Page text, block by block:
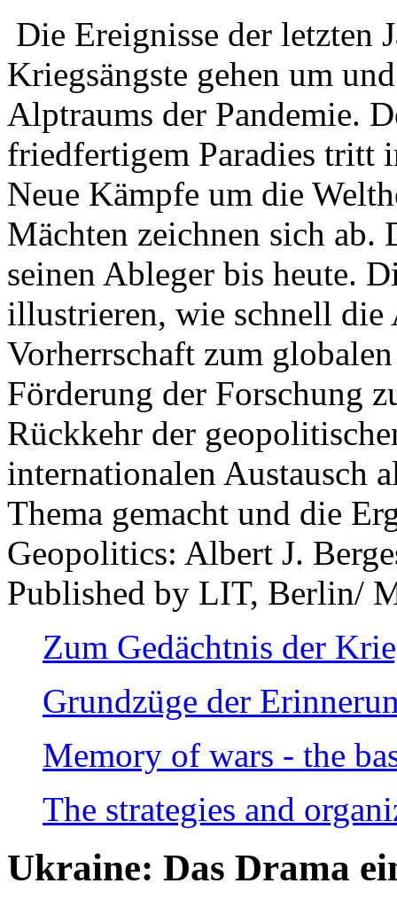
Die Ereignisse der letzten
Kriegsängste gehen um
Alptraums der Pandemie.
friedfertigem Paradies tritt
Neue Kämpfe um die
Mächten zeichnen sich
seinen Ableger bis heute.
illustrieren, wie schnell die
Vorherrschaft zum
Förderung der Forschung
Rückkehr der
internationalen Austausch
Thema gemacht und die
Geopolitics: Albert J.
Published by LIT, Berlin/
Zum Gedächtnis der
Grundzüge der
Memory of wars - the
The strategies and
Ukraine: Das Drama